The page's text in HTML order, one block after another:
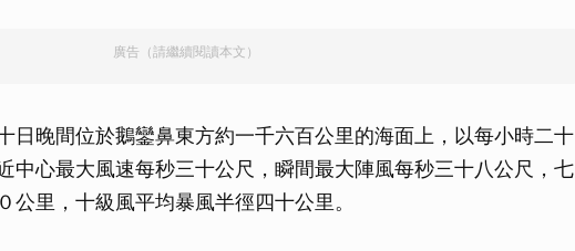
廣告（請繼續閱讀本文）
日晚間位於鵝鑾鼻東方約一千六百公里的海面上，以每小時二十
中心最大風速每秒三十公尺，瞬間最大陣風每秒三十八公尺，七
公里，十級風平均暴風半徑四十公里。